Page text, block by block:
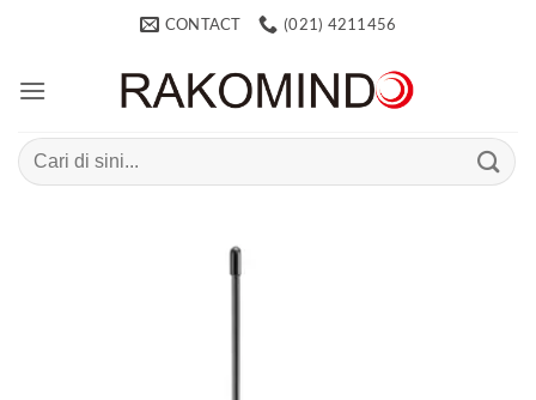
CONTACT (021) 4211456
Search
for: